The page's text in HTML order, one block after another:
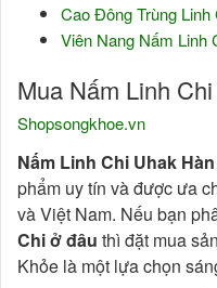
Cao Đông Trùng Linh
Viên Nang Nấm Linh
Mua Nấm Linh
Shopsongkhoe.vn
Nấm Linh Chi Uhak
phẩm uy tín và được ưa
và Việt Nam. Nếu bạn
Chi ở đâu thì đặt mua
Khỏe là một lựa chọn